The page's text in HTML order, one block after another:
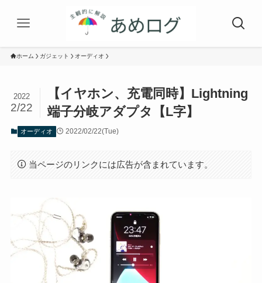
ホーム ガジェット オーディオ
【イヤホン、充電同時】Lightning
端子分岐アダプタ【L字】
2022
2/22
オーディオ 2022/02/22(Tue)
当ページのリンクには広告が含まれています。